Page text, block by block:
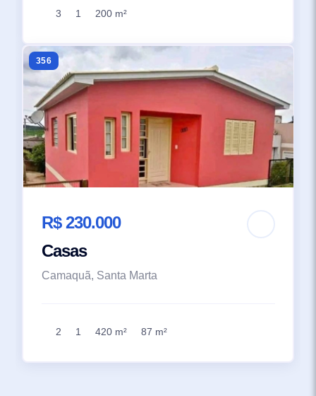
3 1 200 m²
356
R$ 230.000
Casas
Camaquã, Santa Marta
2 1 420 m² 87 m²